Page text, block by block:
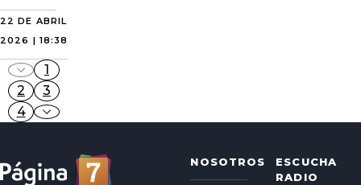
22 DE ABRIL
2026 | 18:38
1
2
3
4
NOSOTROS
ESCUCHA
RADIO